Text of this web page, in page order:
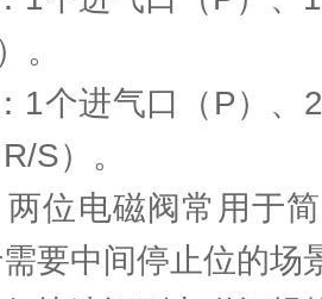
。
1个进气口（P）、
S）。
位电磁阀常用于
要中间停止位的场